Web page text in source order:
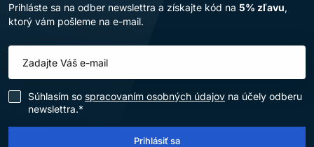
Prihláste sa na odber newslettra a získajte kód na 5% zľavu,
ktorý vám pošleme na e-mail.
Súhlasím so spracovaním osobných údajov na účely odberu
newslettra.*
Prihlásiť sa